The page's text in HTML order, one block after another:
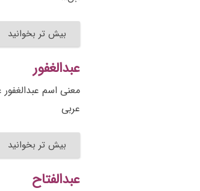
بیش تر بخوانید
عبدالغفور
معنی اسم
عربی
بیش تر بخوانید
عبدالفتاح